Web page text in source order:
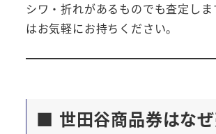
シワ・折れがあるものでも査定し
はお気軽にお持ちください。
■ 世田谷商品券はな